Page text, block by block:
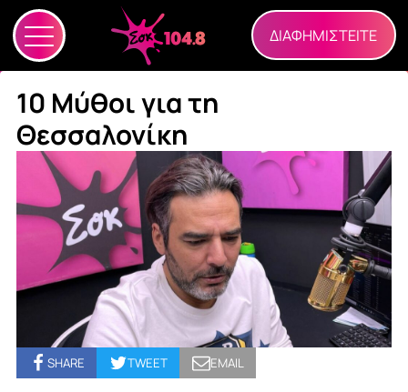
ΔΙΑΦΗΜΙΣΤΕΙΤΕ
10 Μύθοι για τη
Θεσσαλονίκη
SHARE TWEET EMAIL